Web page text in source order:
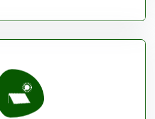
des travaux